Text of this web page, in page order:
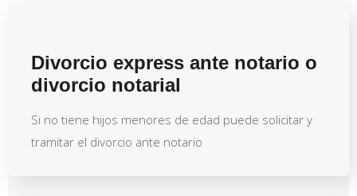
Divorcio express ante notario o
divorcio notarial
Si no tiene hijos menores de edad puede solicitar y
tramitar el divorcio ante notario